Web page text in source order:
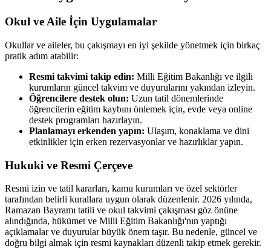
Okul ve Aile İçin Uygulamalar
Okullar ve aileler, bu çakışmayı en iyi şekilde yönetmek için birkaç
pratik adım atabilir:
Resmi takvimi takip edin: Milli Eğitim Bakanlığı ve ilgili
kurumların güncel takvim ve duyurularını yakından izleyin.
Öğrencilere destek olun: Uzun tatil dönemlerinde
öğrencilerin eğitim kaybını önlemek için, evde veya online
destek programları hazırlayın.
Planlamayı erkenden yapın: Ulaşım, konaklama ve dini
etkinlikler için erken rezervasyonlar ve hazırlıklar yapın.
Hukuki ve Resmi Çerçeve
Resmi izin ve tatil kararları, kamu kurumları ve özel sektörler
tarafından belirli kurallara uygun olarak düzenlenir. 2026 yılında,
Ramazan Bayramı tatili ve okul takvimi çakışması göz önüne
alındığında, hükümet ve Milli Eğitim Bakanlığı'nın yaptığı
açıklamalar ve duyurular büyük önem taşır. Bu nedenle, güncel ve
doğru bilgi almak için resmi kaynakları düzenli takip etmek gerekir.